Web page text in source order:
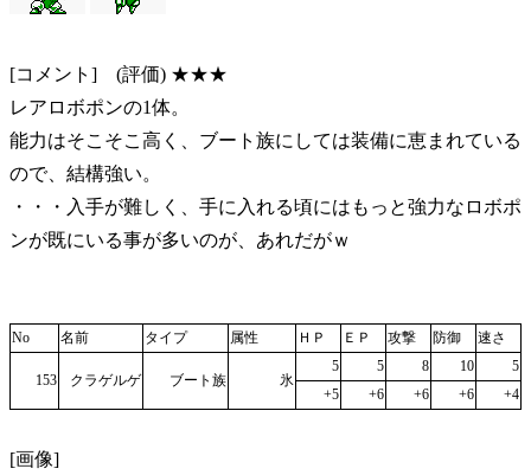
[コメント] (評価) ★★★
レアロボポンの1体。
能力はそこそこ高く、ブート族にしては装備に恵まれている
ので、結構強い。
・・・入手が難しく、手に入れる頃にはもっと強力なロボポ
ンが既にいる事が多いのが、あれだがｗ
No 名前 タイプ 属性 ＨＰ ＥＰ 攻撃 防御 速さ
153 クラゲルゲ ブート族 氷
5 5 8 10
5
+5
+6 +6 +6 +4
[画像]